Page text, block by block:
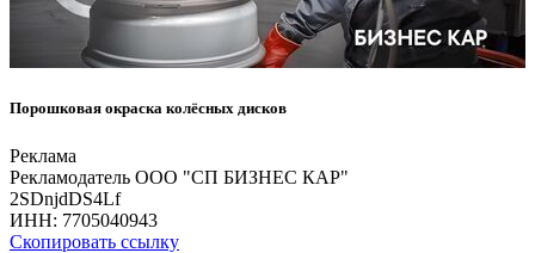
Порошковая окраска колёсных дисков
Реклама
Рекламодатель ООО "СП БИЗНЕС КАР"
2SDnjdDS4Lf
ИНН: 7705040943
Скопировать ссылку